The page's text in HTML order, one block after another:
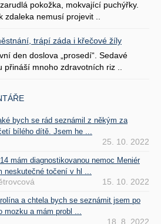
pokožka, mokvající puchýřky.
zdaleka nemusí projevit ..
trápí záda i křečové žíly
den doslova „prosedí“. Sedavé
přináší mnoho zdravotních riz ..
bych se rád seznámil z někým za
bílého dítě. Jsem he ...
25. 10. 2022
mám diagnostikovanou nemoc Meniér
neskutečné točení v hl ...
15. 10. 2022
a chtela bych se seznámit jsem po
mozku a mám probl ...
18. 8. 2022